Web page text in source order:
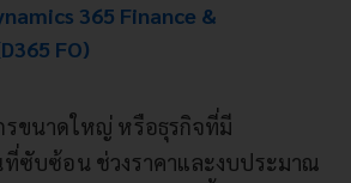
365 Finance &
FO)
รขนาดใหญ่ หรือธุรกิจที่มี
ที่ซับซ้อน ช่วงราคาและงบประมาณ